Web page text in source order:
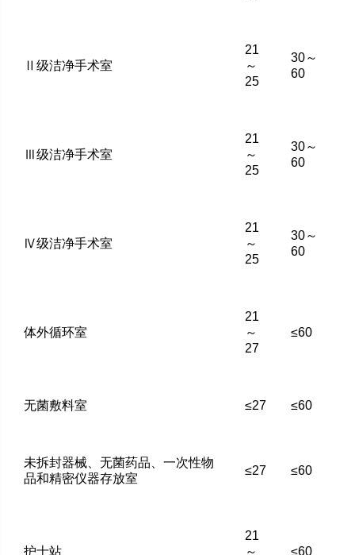
Ⅱ级洁净手术室
21
～
25
30～
60
Ⅲ级洁净手术室
21
～
25
30～
60
Ⅳ级洁净手术室
21
～
25
30～
60
体外循环室
21
～
27
≤60
无菌敷料室 ≤27 ≤60
未拆封器械、无菌药品、一次性物
品和精密仪器存放室
≤27 ≤60
护士站
21
～
≤60